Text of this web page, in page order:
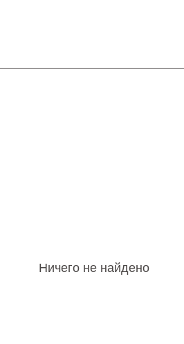
Ничего не найдено